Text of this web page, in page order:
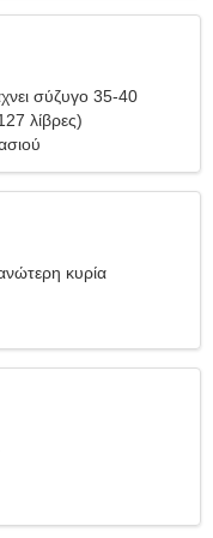
σύζυγο 35-40
λίβρες)
κυρία